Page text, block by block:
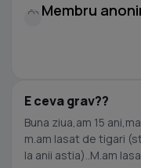
Membru
E ceva grav??
Buna ziua,am 15
m.am lasat de tigari
la anii astia)..M.am